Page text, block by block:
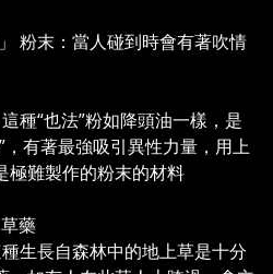
粉末：當人碰到時會有著吹情
種“也法”粉如降頭油一樣，是
有著最強吸引異性力量，用上
極難製作的粉末的材料
藥
生長自森林中的地上草是十分